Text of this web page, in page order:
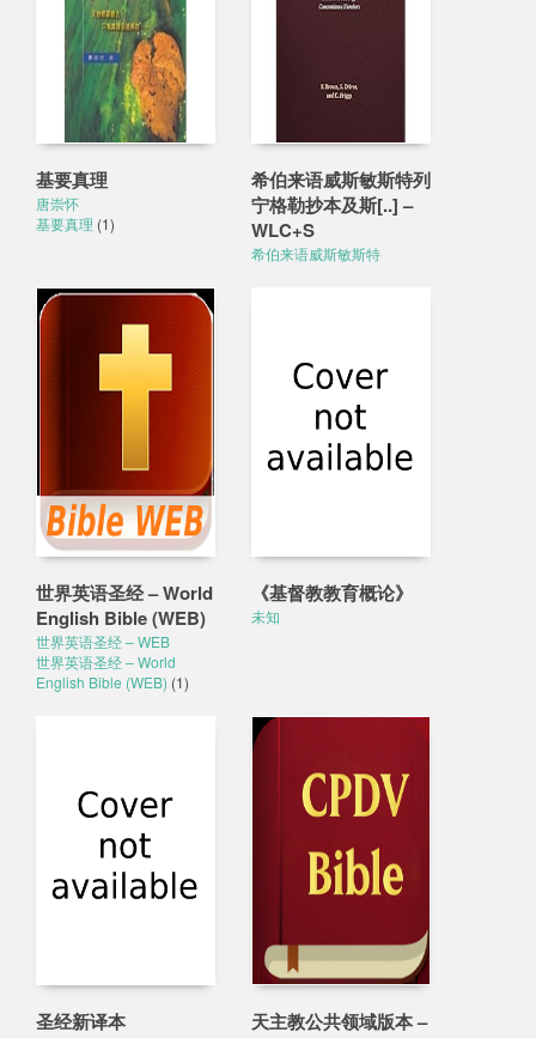
基要真理
唐崇怀
基要真理 (1)
希伯来语威斯敏斯特列
宁格勒抄本及斯[..] –
WLC+S
希伯来语威斯敏斯特
世界英语圣经 – World
English Bible (WEB)
世界英语圣经 – WEB
世界英语圣经 – World
English Bible (WEB) (1)
《基督教教育概论》
未知
圣经新译本
天主教公共领域版本 –